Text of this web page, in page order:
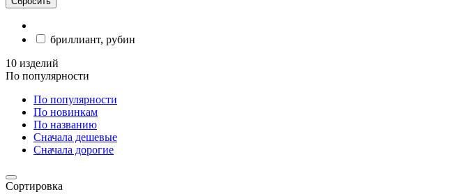
бриллиант, рубин
10 изделий
По популярности
По популярности
По новинкам
По названию
Сначала дешевые
Сначала дорогие
Сортировка